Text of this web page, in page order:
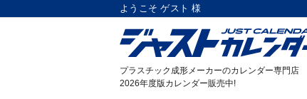
ようこそ ゲスト 様
プラスチック成形メーカーのカレンダー専門店
2026年度版カレンダー販売中!